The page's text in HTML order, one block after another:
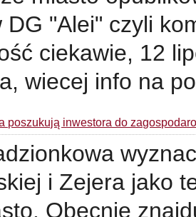
DG "Alei" czyli
ciekawie, 12
wiecej info na
poszukują inwestora do
i Zejera jako
Obecnie